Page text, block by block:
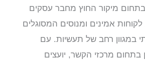
בתחום מיקור החוץ מחבר עסקים
אמינים ומנוסים המסוגלים
במגוון רחב של תעשיות. עם
בתחום מרכזי הקשר, יועצים